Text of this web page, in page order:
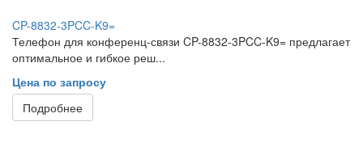
CP-8832-3PCC-K9=
Телефон для конференц-связи CP-8832-3PCC-K9= предлагает
оптимальное и гибкое реш...
Цена по запросу
Подробнее